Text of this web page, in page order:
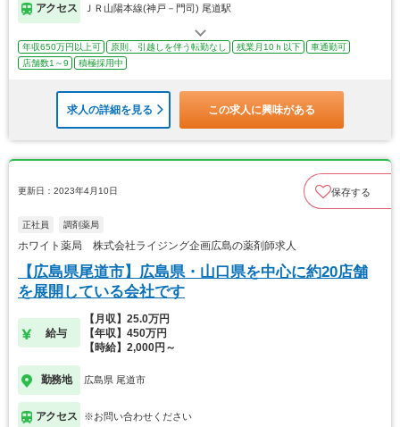
アクセス ＪＲ山陽本線(神戸－門司) 尾道駅
年収650万円以上可 原則、引越しを伴う転勤なし 残業月10ｈ以下
車通勤可
店舗数1～9
積極採用中
求人の詳細を見る この求人に興味がある
更新日：2023年4月10日 保存する
正社員 調剤薬局
ホワイト薬局 株式会社ライジング企画広島の薬剤師求人
【広島県尾道市】広島県・山口県を中心に約20店舗
を展開している会社です
給与
【月収】25.0万円
【年収】450万円
【時給】2,000円～
勤務地 広島県 尾道市
アクセス ※お問い合わせください